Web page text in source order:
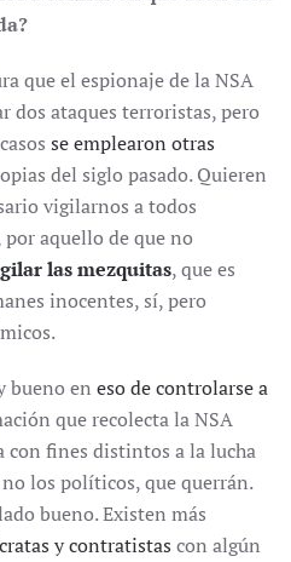
que el espionaje de la NSA
dos ataques terroristas, pero
se emplearon otras
del siglo pasado. Quieren
vigilarnos a todos
aquello de que no
las mezquitas, que es
inocentes, sí, pero
bueno en eso de controlarse a
que recolecta la NSA
con fines distintos a la lucha
los políticos, que querrán.
bueno. Existen más
y contratistas con algún